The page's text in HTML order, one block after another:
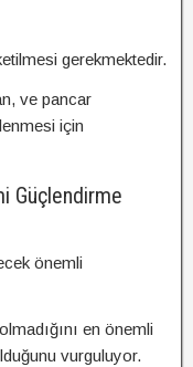
gerekmektedir.
ve pancar
için
Güçlendirme
önemli
en önemli
vurguluyor.